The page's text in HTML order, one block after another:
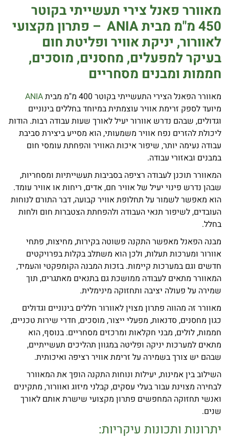
מאוורר פאנל צירי תעשייתי בקוטר
450 מ"מ
מביתANIA
– פתרון מקצועי
לאוורור, יניקת אוויר ופליטת חום
בעיקר למפעלים, מחסנים, מוסכים,
חממות ומבנים מסחריים
מאוורר הפאנל הצירי התעשייתי בקוטר 400 מ"מ מבית
ANIA
מיועד לספק זרימת אוויר עוצמתית במיוחד בחללים בינוניים
וגדולים, שבהם נדרש אוורור יעיל לאורך שעות עבודה רבות. הודות
ליכולת להזרים נפח אוויר משמעותי, הוא מסייע ביצירת סביבת
עבודה נעימה יותר, שיפור איכות האוויר והפחתת עומסי חום
במבנים ובאזורי עבודה.
המאוורר תוכנן לעבודה רציפה בסביבות תעשייתיות ומסחריות,
שבהן נדרש פינוי יעיל של אוויר חם, אדים, ריחות או אוויר עומד.
הוא מאפשר לשמור על תחלופת אוויר קבועה, דבר התורם לנוחות
העובדים, לשיפור תנאי העבודה ולהפחתת הצטברות חום ולחות
בחלל.
מבנה הפאנל מאפשר התקנה פשוטה בקירות, מחיצות, פתחי
אוורור ומערכות תעלות, ולכן הוא משתלב בקלות בפרויקטים
חדשים וגם במערכות קיימות. בזכות המבנה הקומפקטי והעמיד,
המאוורר מתאים לעבודה ממושכת גם בתנאים מאתגרים, תוך
שמירה על פעולה יציבה ותחזוקה מינימלית.
מאוורר זה מהווה פתרון מצוין לאוורור חללים בינוניים וגדולים
כגון מחסנים, סדנאות, מפעלי ייצור, מוסכים, חדרי שירות טכניים,
חממות, לולים, מבני חקלאות ומרכזים מסחריים. בנוסף, הוא
מתאים למערכות יניקה ופליטה במגוון תהליכים תעשייתיים,
שבהם יש צורך בשמירה על זרימת אוויר רציפה ואיכותית.
השילוב בין אמינות, יעילות ונוחות התקנה הופך את המאוורר
לבחירה מצוינת עבור בעלי עסקים, קבלני מיזוג ואוורור, מתקינים
ואנשי תחזוקה המחפשים פתרון מקצועי שישרת אותם לאורך
שנים.
יתרונות ותכונות עיקריות: